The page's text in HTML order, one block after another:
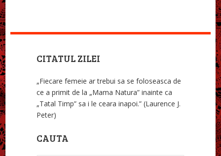
CITATUL ZILEI
„Fiecare femeie ar trebui sa se foloseasca de
ce a primit de la „Mama Natura” inainte ca
„Tatal Timp” sa i le ceara inapoi.” (Laurence J.
Peter)
CAUTA